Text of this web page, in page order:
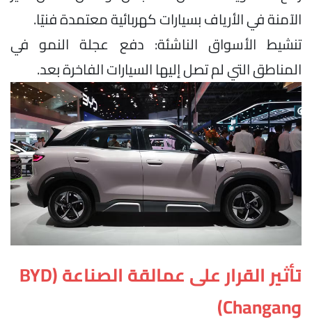
الآمنة في الأرياف بسيارات كهربائية معتمدة فنيًا.
تنشيط الأسواق الناشئة: دفع عجلة النمو في
المناطق التي لم تصل إليها السيارات الفاخرة بعد.
تأثير القرار على عمالقة الصناعة (BYD
وChangan)